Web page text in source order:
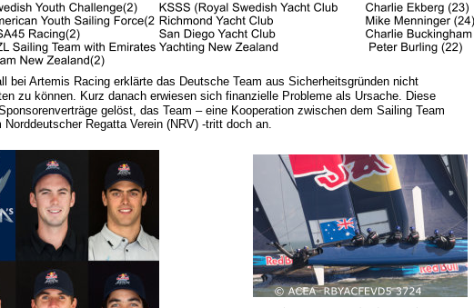
bei Artemis Racing erklärte das Deutsche Team aus Sicherheitsgründen nicht
zu können. Kurz danach erwiesen sich finanzielle Probleme als Ursache. Diese
gelöst, das Team – eine Kooperation zwischen dem Sailing Team
Regatta Verein (NRV) -tritt doch an.